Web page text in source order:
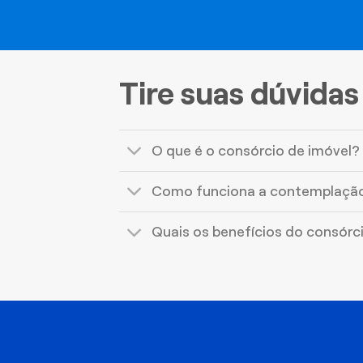
Tire suas dúvidas
O que é o consórcio de imóvel?
Como funciona a
Quais os benefícios do